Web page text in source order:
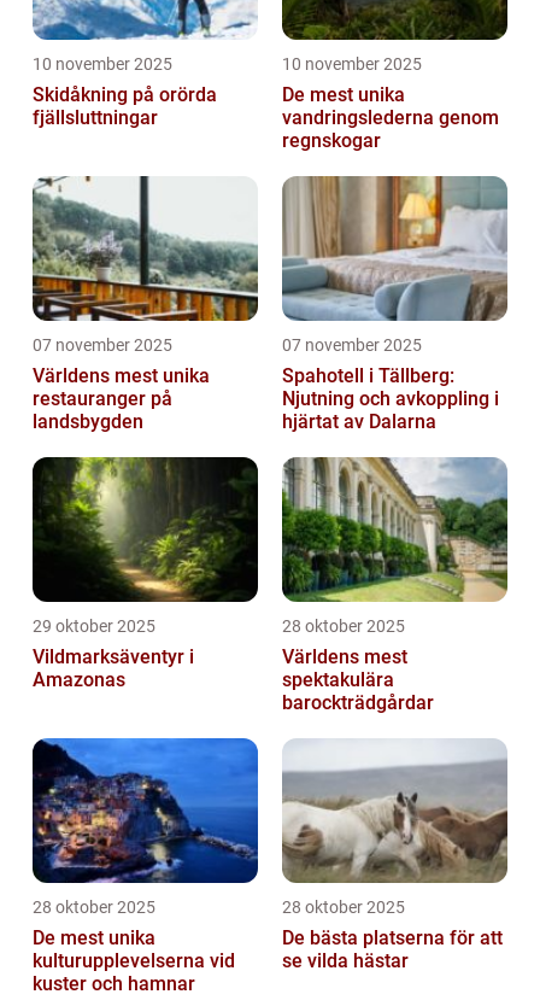
10 november 2025
Skidåkning på orörda
fjällsluttningar
10 november 2025
De mest unika
vandringslederna genom
regnskogar
07 november 2025
Världens mest unika
restauranger på
landsbygden
07 november 2025
Spahotell i Tällberg:
Njutning och avkoppling i
hjärtat av Dalarna
29 oktober 2025
Vildmarksäventyr i
Amazonas
28 oktober 2025
Världens mest
spektakulära
barockträdgårdar
28 oktober 2025
De mest unika
kulturupplevelserna vid
kuster och hamnar
28 oktober 2025
De bästa platserna för att
se vilda hästar